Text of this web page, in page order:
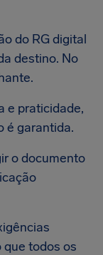
do RG digital
destino. No
e praticidade,
é garantida.
o documento
todos os